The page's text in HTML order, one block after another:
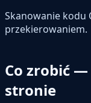
Skanowanie kodu
przekierowaniem.
Co zrobić —
stronie